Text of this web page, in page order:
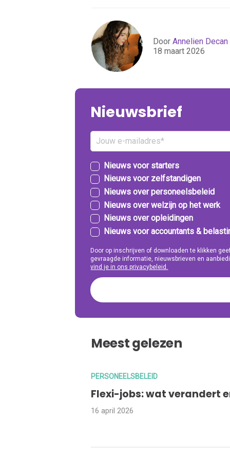
DoorAnnelien Decan
18 maart 2026
Nieuwsbrief
Nieuws voor starters
Nieuws voor zelfstandigen
Nieuws over personeelsbeleid
Nieuws over welzijn op het werk
Nieuws over opleidingen
Nieuws voor accountants &
Door op inschrijven of downloaden te klikken
gevraagde informatie, nieuwsbrieven en
vind je in ons privacybeleid.
Meest gelezen
PERSONEELSBELEID
Flexi-jobs: wat verandert
16 april 2026